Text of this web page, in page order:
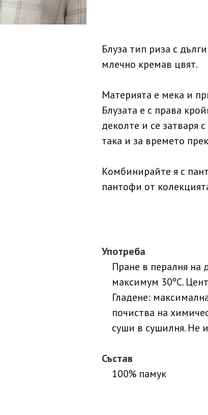
Блуза тип риза с
млечно кремав цвят.
Материята е мека и
Блузата е с права
деколте и се затваря
така и за времето
Комбинирайте я с
пантофи от
Употреба
Пране в пералня на
максимум 30ºC.
Гладене:
почиства на
суши в сушилня. Не
Състав
100% памук